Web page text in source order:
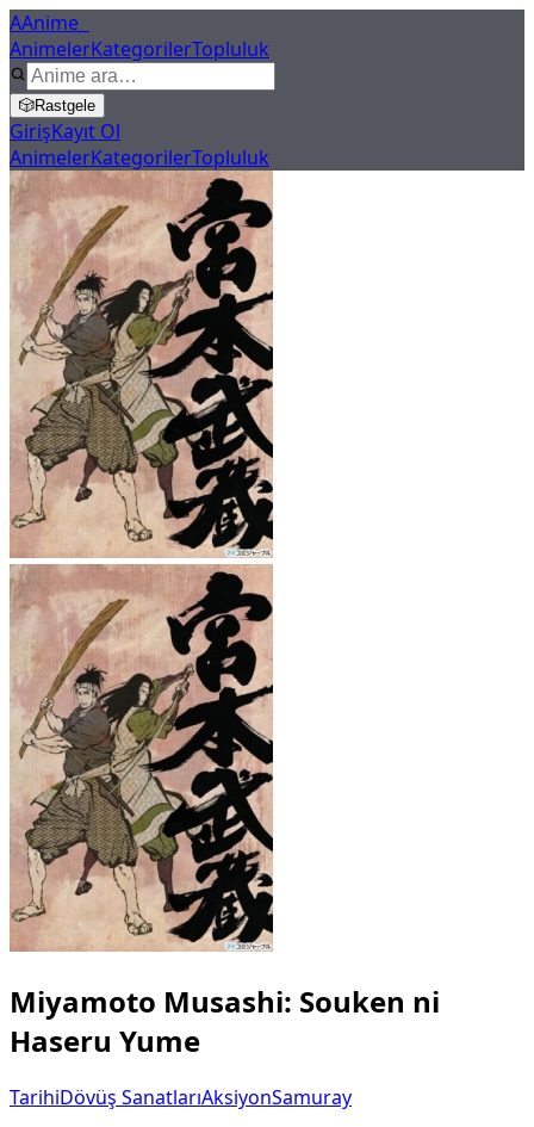
AAnime
AnimelerKategorilerTopluluk
🎲Rastgele
GirişKayıt Ol
AnimelerKategorilerTopluluk
Miyamoto Musashi: Souken ni
Haseru Yume
TarihiDövüş SanatlarıAksiyonSamuray